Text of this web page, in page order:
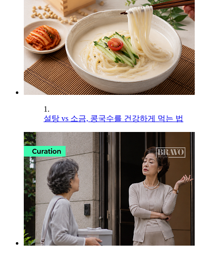
1.
설탕 vs 소금, 콩국수를 건강하게 먹는 법